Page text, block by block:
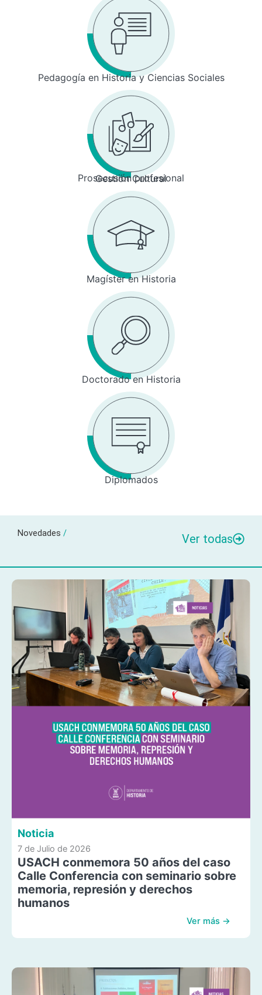
Pedagogía en Historia y Ciencias Sociales
Prosecusión profesional
Gestión Cultural
Magíster en Historia
Doctorado en Historia
Diplomados
Novedades / Ver todas
Noticia
7 de Julio de 2026
USACH conmemora 50 años del caso
Calle Conferencia con seminario sobre
memoria, represión y derechos
humanos
Ver más →